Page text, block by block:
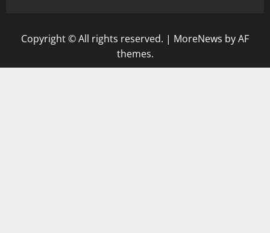
Copyright © All rights reserved. | MoreNews by AF
themes.